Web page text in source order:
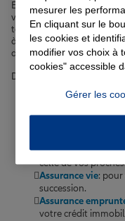
En plus de notre gamme
votre disposition tout
terrain. Vous pouvez
à
Pontchâteauet dans les
dans vos choix et vous
Découvrez nos offres
Assurance auto:
et dans toute la
biens contre les
Complémentaire
celle de vos
Assurance vie:
succession.
Assurance
votre crédit
mesurer les
En cliquant sur le
les cookies et
modifier vos choix à
cookies" accessible
Gérer les